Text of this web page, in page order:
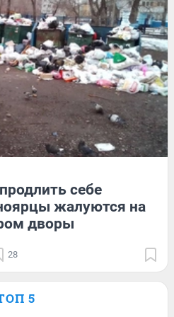
себе
жалуются на
дворы
28
5